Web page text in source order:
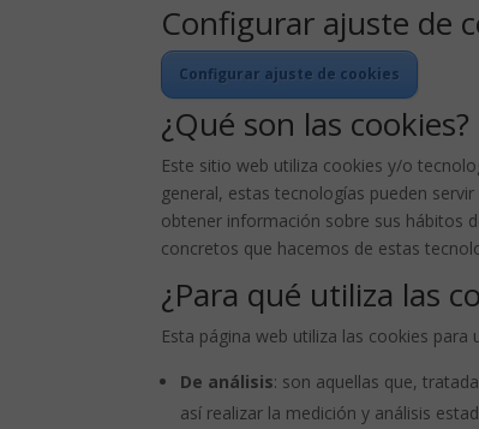
Configurar ajuste de
Configurar ajuste de cookies
¿Qué son las cookies?
Este sitio web utiliza cookies y/o
general, estas tecnologías pueden
obtener información sobre sus hábitos
concretos que hacemos de estas
¿Para qué utiliza las
Esta página web utiliza las cookies para
De análisis: son aquellas que,
así realizar la medición y análisis